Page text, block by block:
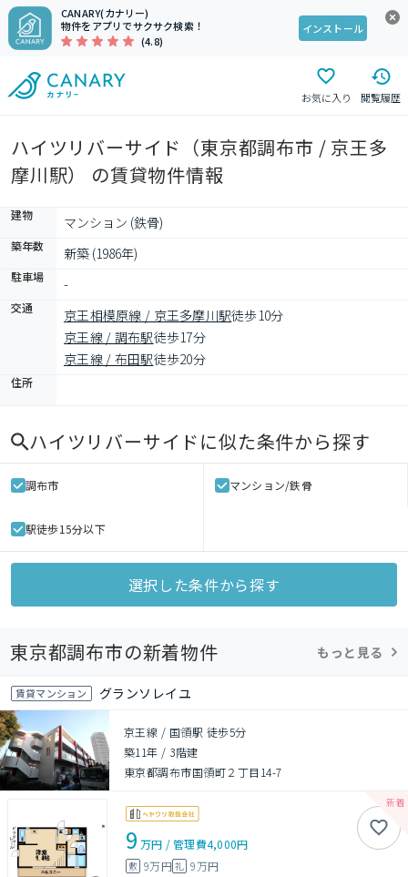
CANARY(カナリー)
物件をアプリでサクサク検索！
(4.8)
インストール
お気に入り 閲覧履歴
ハイツリバーサイド（東京都調布市 / 京王多
摩川駅） の賃貸物件情報
建物 マンション (鉄骨)
築年数 新築 (1986年)
駐車場 -
交通 京王相模原線 / 京王多摩川駅徒歩10分
京王線 / 調布駅徒歩17分
京王線 / 布田駅徒歩20分
住所
ハイツリバーサイドに似た条件から探す
調布市 マンション/鉄骨
駅徒歩15分以下
選択した条件から探す
東京都調布市の新着物件 もっと見る
賃貸マンション グランソレイユ
京王線 / 国領駅 徒歩5分
築11年 / 3階建
東京都調布市国領町２丁目14-7
9 万円 /管理費4,000円
敷 9万円礼 9万円